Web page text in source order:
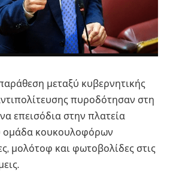
μεταξύ κυβερνητικής
πυροδότησαν στη
επεισόδια στην πλατεία
ομάδα κουκουλοφόρων
μολότοφ και φωτοβολίδες στις